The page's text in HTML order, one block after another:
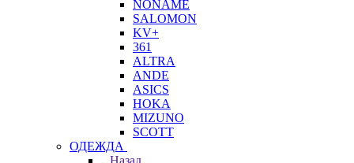
NONAME
SALOMON
KV+
361
ALTRA
ANDE
ASICS
HOKA
MIZUNO
SCOTT
ОДЕЖДА
Назад